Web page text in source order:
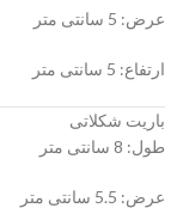
عرض: 5 سانتی متر
ارتفاع: 5 سانتی متر
باریت شکلاتی
طول: 8 سانتی متر
عرض: 5.5 سانتی متر